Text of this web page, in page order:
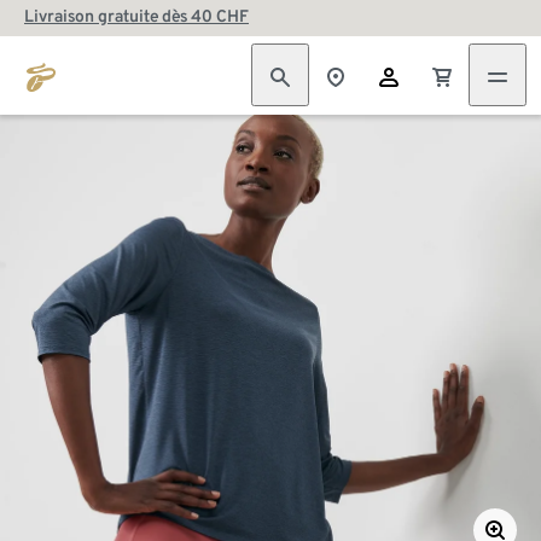
Livraison gratuite dès 40 CHF